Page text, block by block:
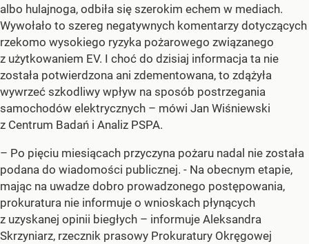
albo hulajnoga, odbiła się szerokim echem w mediach.
Wywołało to szereg negatywnych komentarzy dotyczących
rzekomo wysokiego ryzyka pożarowego związanego
z użytkowaniem EV. I choć do dzisiaj informacja ta nie
została potwierdzona ani zdementowana, to zdążyła
wywrzeć szkodliwy wpływ na sposób postrzegania
samochodów elektrycznych – mówi Jan Wiśniewski
z Centrum Badań i Analiz PSPA.
– Po pięciu miesiącach przyczyna pożaru nadal nie została
podana do wiadomości publicznej. - Na obecnym etapie,
mając na uwadze dobro prowadzonego postępowania,
prokuratura nie informuje o wnioskach płynących
z uzyskanej opinii biegłych – informuje Aleksandra
Skrzyniarz, rzecznik prasowy Prokuratury Okręgowej